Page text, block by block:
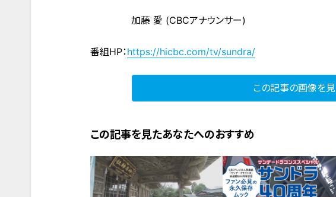
加藤 愛 (CBCアナウンサー)
番組HP：https://hicbc.com/tv/sundra/
この記事の画像を
この記事を見たあなたへのおすすめ